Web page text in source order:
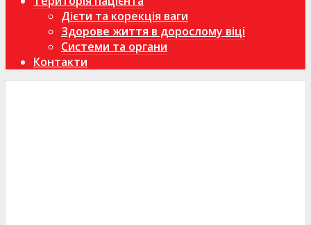
Дієти та корекція ваги
Здорове життя в дорослому віці
Системи та органи
Контакти